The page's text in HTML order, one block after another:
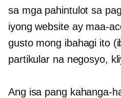
sa mga pahintulot sa
iyong website ay maa-
gusto mong ibahagi ito
partikular na negosyo,
Ang isa pang kahanga-